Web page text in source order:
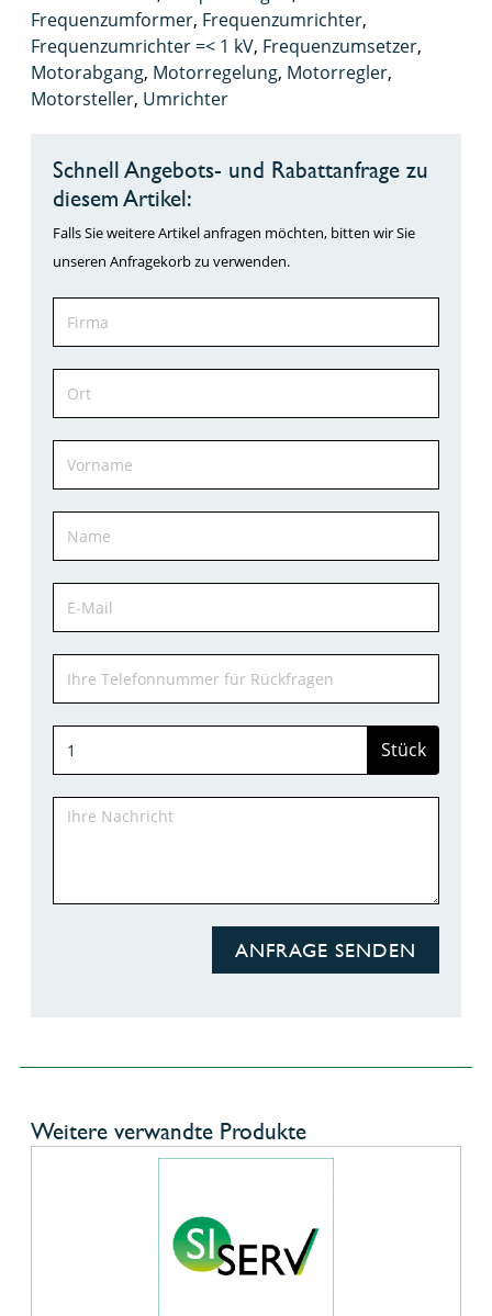
Frequenzumformer, Frequenzumrichter,
Frequenzumrichter =< 1 kV, Frequenzumsetzer,
Motorabgang, Motorregelung, Motorregler,
Motorsteller, Umrichter
Schnell Angebots- und Rabattanfrage zu
diesem Artikel:
Falls Sie weitere Artikel anfragen möchten, bitten wir Sie
unseren Anfragekorb zu verwenden.
Stück
ANFRAGE SENDEN
Weitere verwandte Produkte